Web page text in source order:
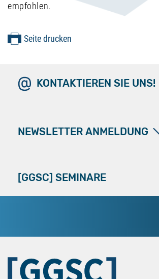
empfohlen.
Seite drucken
KONTAKTIEREN SIE UNS!
NEWSLETTER ANMELDUNG
[GGSC] SEMINARE